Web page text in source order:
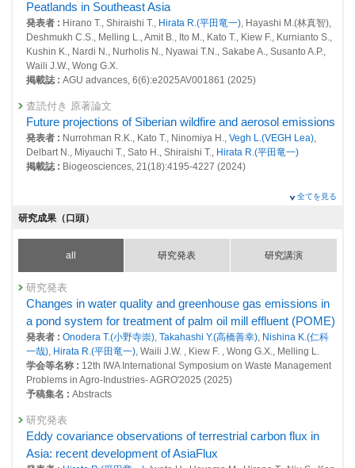
25966 : 地域・国・都市規模における人為起源SLCF及びGHG排出量の定
量的評価
26006 : 地球システム分野の先見的・先端的な基礎研究
26023 : 衛星観測に関する事業
26355 : 熱帯泥炭林のオイルパーム農園への転換による生態系機能の変化
と大気環境への影響
26358 : 陸域モニタリング
25506 : 地球規模における自然起源及び人為起源GHG吸収・排出量の定
25507 : 地域・国・都市規模における人為起源SLCF及びGHG排出量の定
量的評価
25556 : 衛星観測に関する事業
25655 : 地球システム分野の先見的・先端的な基礎研究
25824 : 陸域モニタリング
25885 : 熱帯泥炭林のオイルパーム農園への転換による生態系機能の変化
と大気環境への影響
2020年度
25113 : 地球環境の戦略的モニタリングの実施、地球環境データベースの
整備、地球環境研究支援
Peatlands in Southeast Asia
発表者 : Hirano T., Shiraishi T., Hirata R.(平田竜一), Hayashi M.(林真智),
Deshmukh C.S., Melling L., Amit B., Ito M., Kato T., Kiew F., Kurnianto S.,
Kushin K., Nardi N., Nurholis N., Nyawai T.N., Sakabe A., Susanto A.P.,
Waili J.W., Wong G.X.
掲載誌 : AGU advances, 6(6):e2025AV001861 (2025)
査読付き 原著論文
Future projections of Siberian wildfire and aerosol emissions
発表者 : Nurrohman R.K., Kato T., Ninomiya H., Vegh L.(VEGH Lea),
Delbart N., Miyauchi T., Sato H., Shiraishi T., Hirata R.(平田竜一)
掲載誌 : Biogeosciences, 21(18):4195-4227 (2024)
drainage in a peat swamp of Malaysia Author links open
Nishina K.(仁科一哉)
, Melling L., Toyoda S., Itoh M., Terajima K.,
Waili J.W.B., Wong G.X., Kiew F., Aeries E.B.,Hirata R.(平田竜一),
Takahashi Y.(高橋善幸)
掲載誌 :Science of The Total Environment, 872:162062 (2023)
査読付き 原著論文
Carbon dioxide emissions through land use change, fire,
and oxidative peat decomposition in Borneo
発表者 :Shiraishi T.,Hirata R.(平田竜一), Hayashi M., Hirano T.
掲載誌 :Scientific Reports volume, 13(13067): (2023)
査読付き 原著論文
Sensitivity of biomass burning emissions estimates to land
surface information
全てを見る
研究成果（口頭）
all 研究発表 研究講演
研究発表
Changes in water quality and greenhouse gas emissions in
a pond system for treatment of palm oil mill effluent (POME)
発表者 : Onodera T.(小野寺崇), Takahashi Y.(高橋善幸), Nishina K.(仁科
一哉), Hirata R.(平田竜一), Waili J.W. , Kiew F. , Wong G.X., Melling L.
学会等名称 : 12th IWA International Symposium on Waste Management
Problems in Agro-Industries- AGRO'2025 (2025)
予稿集名 : Abstracts
研究発表
Eddy covariance observations of terrestrial carbon flux in
Asia: recent development of AsiaFlux